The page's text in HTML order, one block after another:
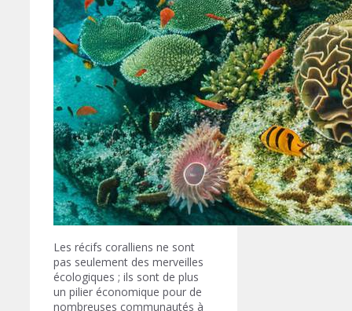
Les récifs coralliens ne sont
pas seulement des merveilles
écologiques ; ils sont de plus
un pilier économique pour de
nombreuses communautés à